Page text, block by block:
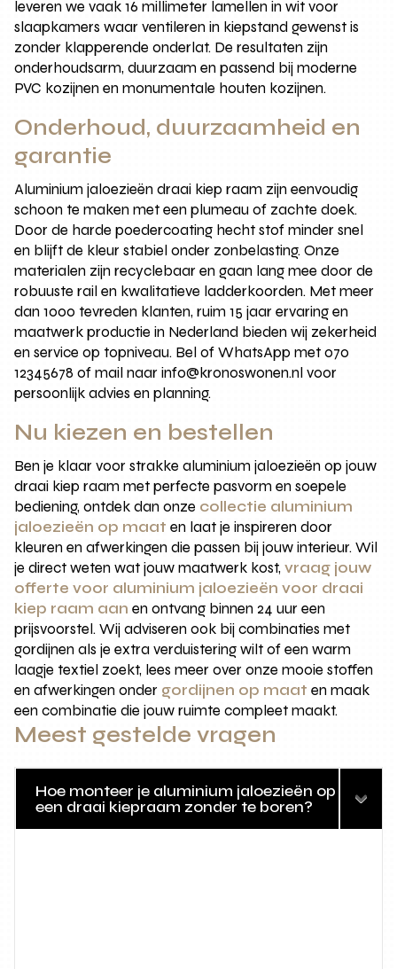
leveren we vaak 16 millimeter lamellen in wit voor
slaapkamers waar ventileren in kiepstand gewenst is
zonder klapperende onderlat. De resultaten zijn
onderhoudsarm, duurzaam en passend bij moderne
PVC kozijnen en monumentale houten kozijnen.
Onderhoud, duurzaamheid en
garantie
Aluminium jaloezieën draai kiep raam zijn eenvoudig
schoon te maken met een plumeau of zachte doek.
Door de harde poedercoating hecht stof minder snel
en blijft de kleur stabiel onder zonbelasting. Onze
materialen zijn recyclebaar en gaan lang mee door de
robuuste rail en kwalitatieve ladderkoorden. Met meer
dan 1000 tevreden klanten, ruim 15 jaar ervaring en
maatwerk productie in Nederland bieden wij zekerheid
en service op topniveau. Bel of WhatsApp met 070
12345678 of mail naar info@kronoswonen.nl voor
persoonlijk advies en planning.
Nu kiezen en bestellen
Ben je klaar voor strakke aluminium jaloezieën op jouw
draai kiep raam met perfecte pasvorm en soepele
bediening, ontdek dan onze collectie aluminium
jaloezieën op maat en laat je inspireren door
kleuren en afwerkingen die passen bij jouw interieur. Wil
je direct weten wat jouw maatwerk kost,vraag jouw
offerte voor aluminium jaloezieën voor draai
kiep raam aan en ontvang binnen 24 uur een
prijsvoorstel. Wij adviseren ook bij combinaties met
gordijnen als je extra verduistering wilt of een warm
laagje textiel zoekt, lees meer over onze mooie stoffen
en afwerkingen onder gordijnen op maat en maak
een combinatie die jouw ruimte compleet maakt.
Meest gestelde vragen
Hoe monteer je aluminium jaloezieën op
een draai kiepraam zonder te boren?